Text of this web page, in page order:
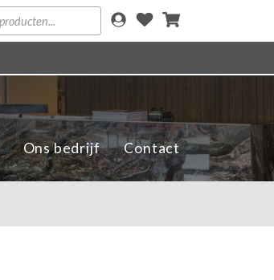
Ons bedrijf Contact